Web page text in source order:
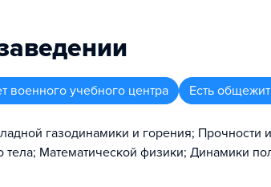
военного учебного центра Есть
газодинамики и горения; Прочности
Математической физики; Динамики